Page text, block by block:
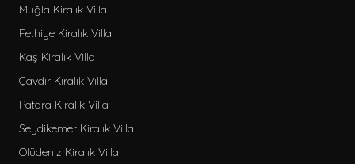
Muğla Kiralık Villa
Fethiye Kiralık Villa
Kaş Kiralık Villa
Çavdır Kiralık Villa
Patara Kiralık Villa
Seydikemer Kiralık Villa
Ölüdeniz Kiralık Villa